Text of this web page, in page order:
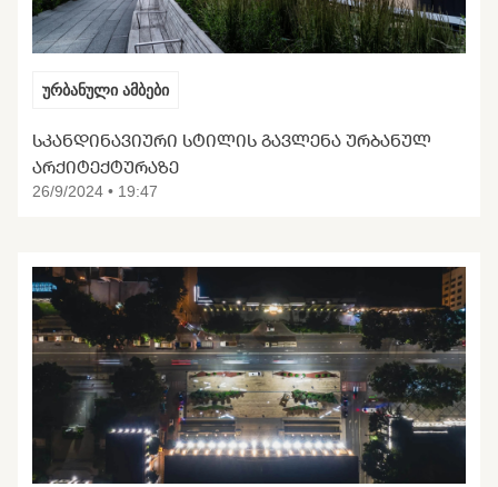
ურბანული ამბები
ᲡᲙᲐᲜᲓᲘᲜᲐᲕᲘᲣᲠᲘ ᲡᲢᲘᲚᲘᲡ ᲒᲐᲕᲚᲔᲜᲐ ᲣᲠᲑᲐᲜᲣᲚ
ᲐᲠᲥᲘᲢᲔᲥᲢᲣᲠᲐᲖᲔ
26/9/2024 • 19:47